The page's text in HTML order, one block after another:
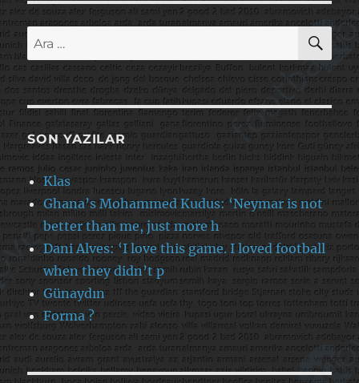
Ara:
SON YAZILAR
Klas
Ghana’s Mohammed Kudus: ‘Neymar is not
better than me, just more h
Dani Alves: ‘I love this game. I loved football
when they didn’t p
Günaydın
Forma ?